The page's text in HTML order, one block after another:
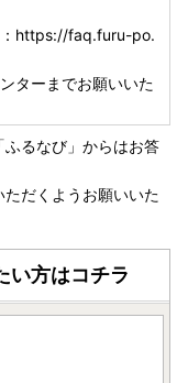
：https://faq.furu-po.
ターまでお願いいた
るなび」からはお答
だくようお願いいた
い方はコチラ